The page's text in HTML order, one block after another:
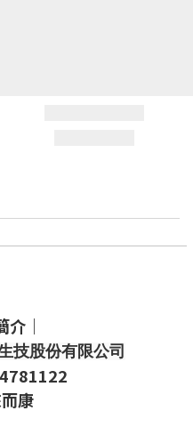
介｜
技股份有限公司
康